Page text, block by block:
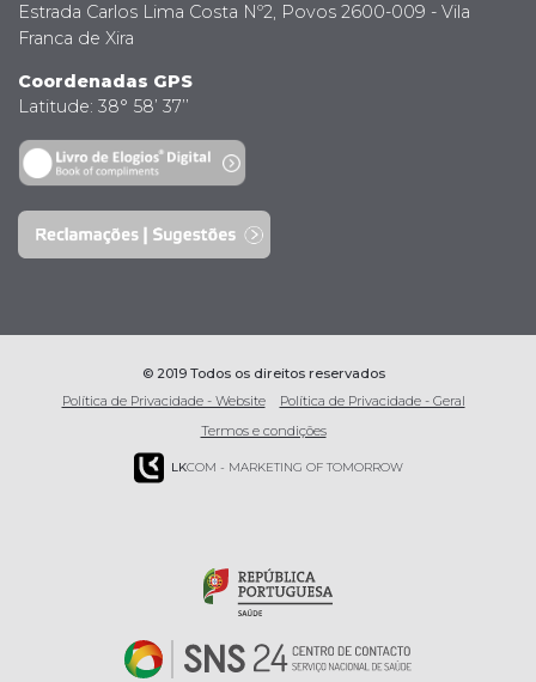
Estrada Carlos Lima Costa Nº2, Povos 2600-009 - Vila
Franca de Xira
Coordenadas GPS
Latitude: 38° 58’ 37’’
© 2019 Todos os direitos reservados
Política de Privacidade - Website
Política de Privacidade - Geral
Termos e condições
LKCOM - MARKETING OF TOMORROW